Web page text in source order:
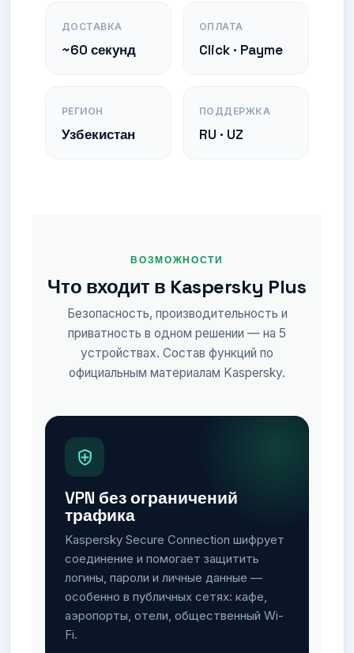
ДОСТАВКА
~60 секунд
ОПЛАТА
Click · Payme
РЕГИОН
Узбекистан
ПОДДЕРЖКА
RU · UZ
ВОЗМОЖНОСТИ
Что входит в Kaspersky Plus
Безопасность, производительность и
приватность в одном решении — на 5
устройствах. Состав функций по
официальным материалам Kaspersky.
VPN без ограничений
трафика
Kaspersky Secure Connection шифрует
соединение и помогает защитить
логины, пароли и личные данные —
особенно в публичных сетях: кафе,
аэропорты, отели, общественный Wi-
Fi.